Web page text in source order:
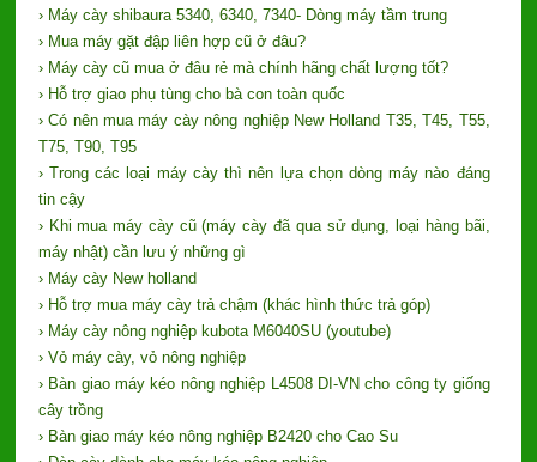
› Máy cày shibaura 5340, 6340, 7340- Dòng máy tầm trung
› Mua máy gặt đập liên hợp cũ ở đâu?
› Máy cày cũ mua ở đâu rẻ mà chính hãng chất lượng tốt?
› Hỗ trợ giao phụ tùng cho bà con toàn quốc
› Có nên mua máy cày nông nghiệp New Holland T35, T45, T55,
T75, T90, T95
› Trong các loại máy cày thì nên lựa chọn dòng máy nào đáng
tin cậy
› Khi mua máy cày cũ (máy cày đã qua sử dụng, loại hàng bãi,
máy nhật) cần lưu ý những gì
› Máy cày New holland
› Hỗ trợ mua máy cày trả chậm (khác hình thức trả góp)
› Máy cày nông nghiệp kubota M6040SU (youtube)
› Vỏ máy cày, vỏ nông nghiệp
› Bàn giao máy kéo nông nghiệp L4508 DI-VN cho công ty giống
cây trồng
› Bàn giao máy kéo nông nghiệp B2420 cho Cao Su